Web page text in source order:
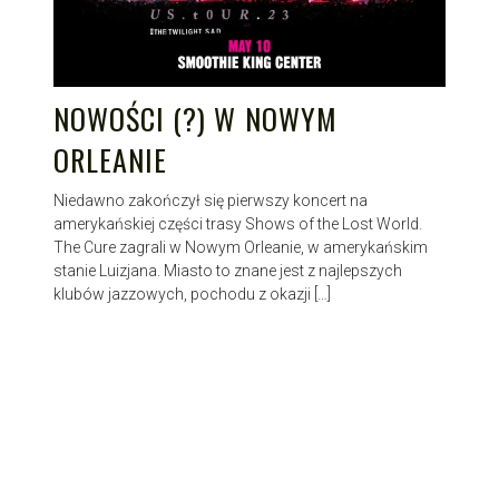
NOWOŚCI (?) W NOWYM
ORLEANIE
Niedawno zakończył się pierwszy koncert na
amerykańskiej części trasy Shows of the Lost World.
The Cure zagrali w Nowym Orleanie, w amerykańskim
stanie Luizjana. Miasto to znane jest z najlepszych
klubów jazzowych, pochodu z okazji […]